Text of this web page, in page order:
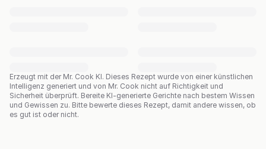
Erzeugt mit der Mr. Cook KI. Dieses Rezept wurde von einer künstlichen
Intelligenz generiert und von Mr. Cook nicht auf Richtigkeit und
Sicherheit überprüft. Bereite KI-generierte Gerichte nach bestem Wissen
und Gewissen zu. Bitte bewerte dieses Rezept, damit andere wissen, ob
es gut ist oder nicht.